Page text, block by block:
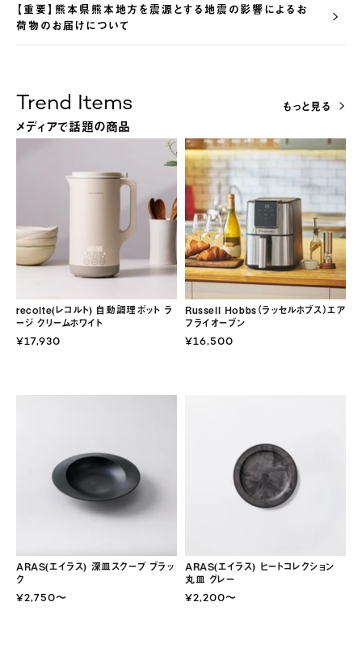
【重要】熊本県熊本地方を震源とする地震の影響によるお
荷物のお届けについて
Trend Items
メディアで話題の商品
もっと見る
recolte(レコルト) 自動調理ポット ラ
ージ クリームホワイト
¥17,930
Russell Hobbs（ラッセルホブス）エア
フライオーブン
¥16,500
ARAS(エイラス) 深皿スクープ ブラッ
ク
¥2,750〜
ARAS(エイラス) ヒートコレクション
丸皿 グレー
¥2,200〜